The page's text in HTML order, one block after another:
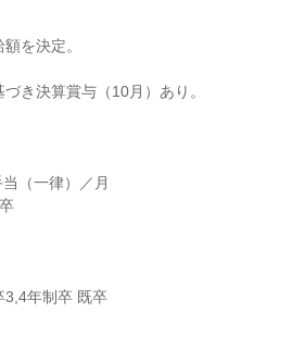
を決定。
き決算賞与（10月）あり。
（一律）／月
3,4年制卒 既卒